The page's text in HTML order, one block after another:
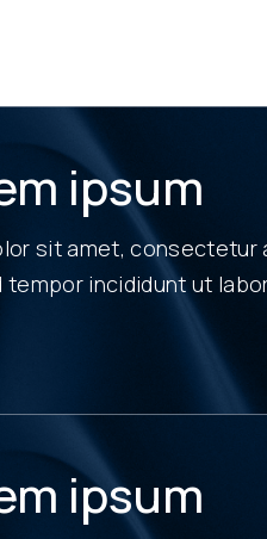
ipsum
sit amet, consectetur
tempor incididunt ut
ipsum